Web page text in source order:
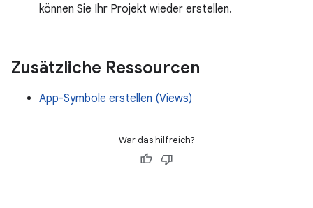
können Sie Ihr Projekt wieder erstellen.
Zusätzliche Ressourcen
App-Symbole erstellen (Views)
War das hilfreich?